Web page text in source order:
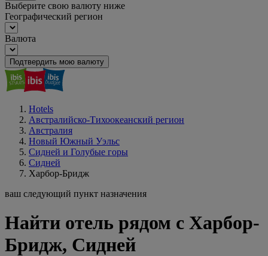
Выберите свою валюту ниже
Географический регион
Валюта
Подтвердить мою валюту
Hotels
Австралийско-Тихоокеанский регион
Австралия
Новый Южный Уэльс
Сидней и Голубые горы
Сидней
Харбор-Бридж
ваш следующий пункт назначения
Найти отель рядом с Харбор-
Бридж, Сидней